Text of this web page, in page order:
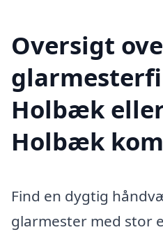
Oversigt
Holbæk
Holbæk
Find en dygtig
glarmester med stor